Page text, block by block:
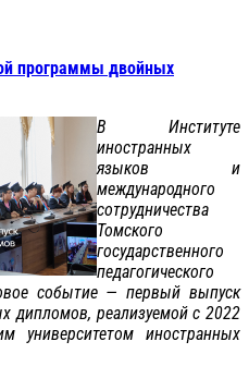
программы двойных
В Институте
иностранных
языков и
международного
сотрудничества
Томского
государственного
педагогического
событие — первый выпуск
дипломов, реализуемой с 2022
университетом иностранных